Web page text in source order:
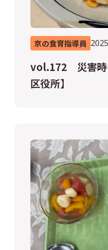
京の食育指導員
vol.172 災害時
区役所】